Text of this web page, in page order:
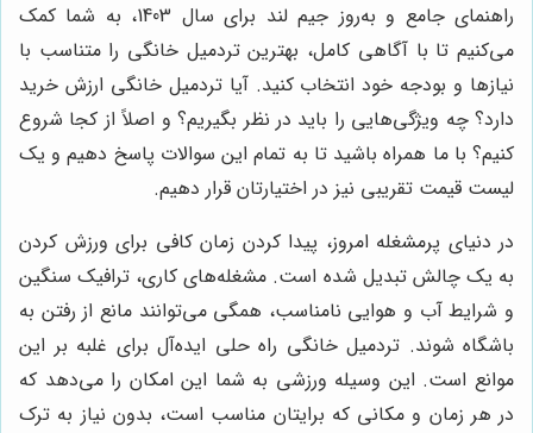
راهنمای جامع و به‌روز جیم لند برای سال 1403، به شما کمک
می‌کنیم تا با آگاهی کامل، بهترین تردمیل خانگی را متناسب با
نیازها و بودجه خود انتخاب کنید. آیا تردمیل خانگی ارزش خرید
دارد؟ چه ویژگی‌هایی را باید در نظر بگیریم؟ و اصلاً از کجا شروع
کنیم؟ با ما همراه باشید تا به تمام این سوالات پاسخ دهیم و یک
لیست قیمت تقریبی نیز در اختیارتان قرار دهیم.
در دنیای پرمشغله امروز، پیدا کردن زمان کافی برای ورزش کردن
به یک چالش تبدیل شده است. مشغله‌های کاری، ترافیک سنگین
و شرایط آب و هوایی نامناسب، همگی می‌توانند مانع از رفتن به
باشگاه شوند. تردمیل خانگی راه حلی ایده‌آل برای غلبه بر این
موانع است. این وسیله ورزشی به شما این امکان را می‌دهد که
در هر زمان و مکانی که برایتان مناسب است، بدون نیاز به ترک